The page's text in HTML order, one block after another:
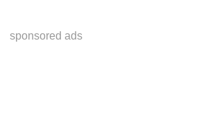
sponsored ads